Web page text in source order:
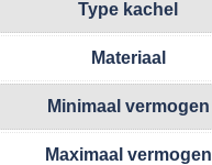
Type kachel
Materiaal
Minimaal vermogen
Maximaal vermogen